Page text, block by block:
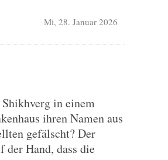
Mi, 28. Januar 2026
in einem
ihren Namen aus
gefälscht? Der
der Hand, dass die